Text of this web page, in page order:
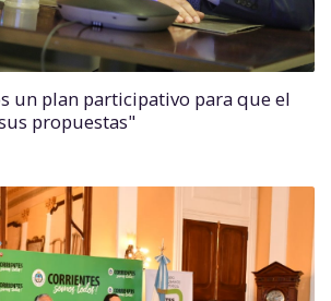
un plan participativo para que el
propuestas"